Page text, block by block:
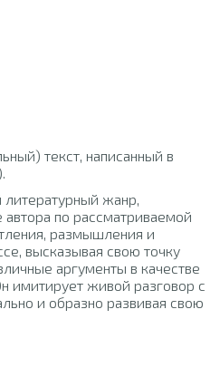
текст, написанный в
литературный жанр,
по рассматриваемой
размышления и
высказывая свою точку
аргументы в качестве
имитирует живой разговор с
и образно развивая свою